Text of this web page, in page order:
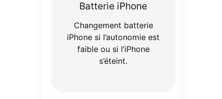
Batterie iPhone
Changement batterie
iPhone si l’autonomie est
faible ou si l’iPhone
s’éteint.